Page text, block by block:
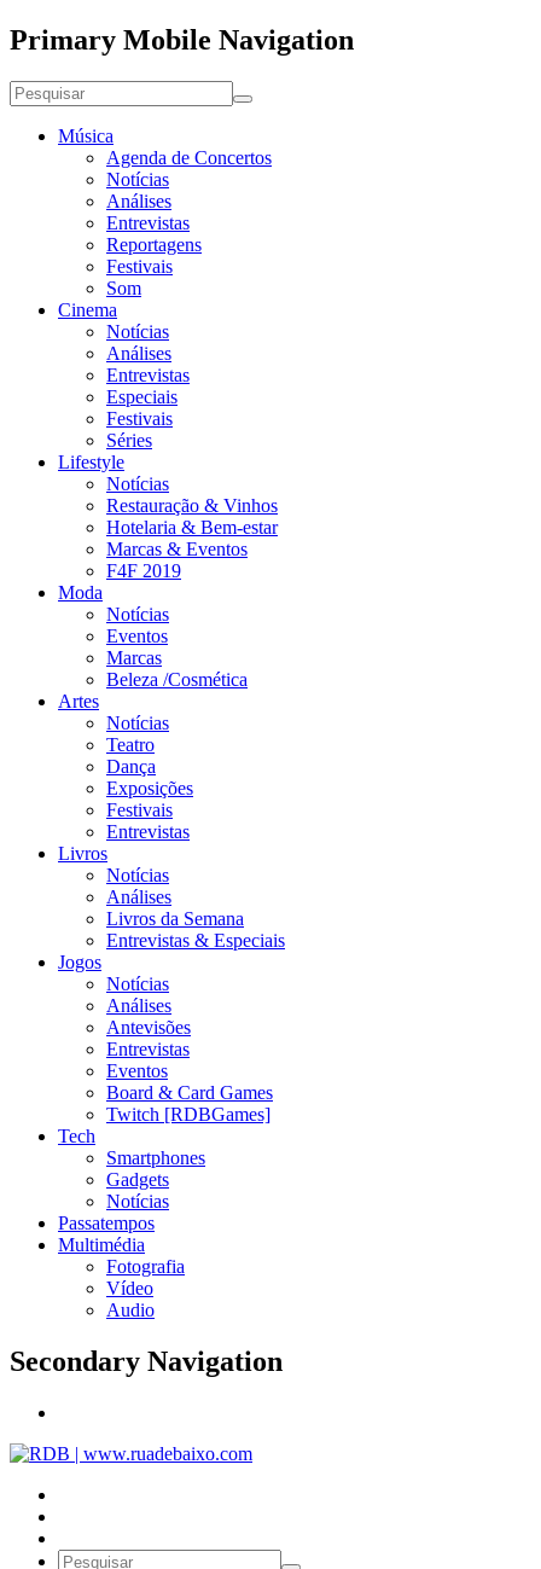
Primary Mobile Navigation
Música
Agenda de Concertos
Notícias
Análises
Entrevistas
Reportagens
Festivais
Som
Cinema
Notícias
Análises
Entrevistas
Especiais
Festivais
Séries
Lifestyle
Notícias
Restauração & Vinhos
Hotelaria & Bem-estar
Marcas & Eventos
F4F 2019
Moda
Notícias
Eventos
Marcas
Beleza /Cosmética
Artes
Notícias
Teatro
Dança
Exposições
Festivais
Entrevistas
Livros
Notícias
Análises
Livros da Semana
Entrevistas & Especiais
Jogos
Notícias
Análises
Antevisões
Entrevistas
Eventos
Board & Card Games
Twitch [RDBGames]
Tech
Smartphones
Gadgets
Notícias
Passatempos
Multimédia
Fotografia
Vídeo
Audio
Secondary Navigation